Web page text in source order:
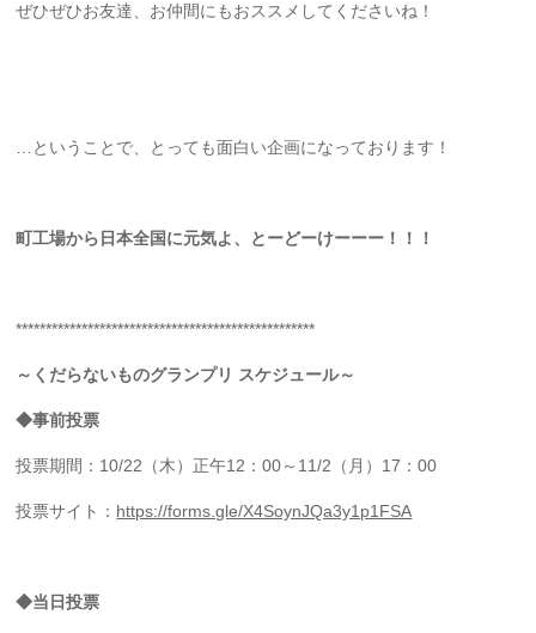
ぜひぜひお友達、お仲間にもおススメしてくださいね！
…ということで、とっても面白い企画になっております！
町工場から日本全国に元気よ、とーどーけーーー！！！
**************************************************
～くだらないものグランプリ スケジュール～
◆事前投票
投票期間：10/22（木）正午12：00～11/2（月）17：00
投票サイト： https://forms.gle/X4SoynJQa3y1p1FSA
◆当日投票